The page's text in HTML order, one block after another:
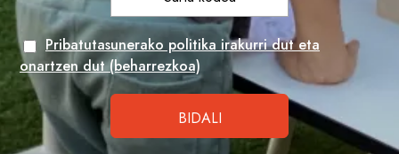
Pribatutasunerako politika irakurri dut eta
onartzen dut (beharrezkoa)